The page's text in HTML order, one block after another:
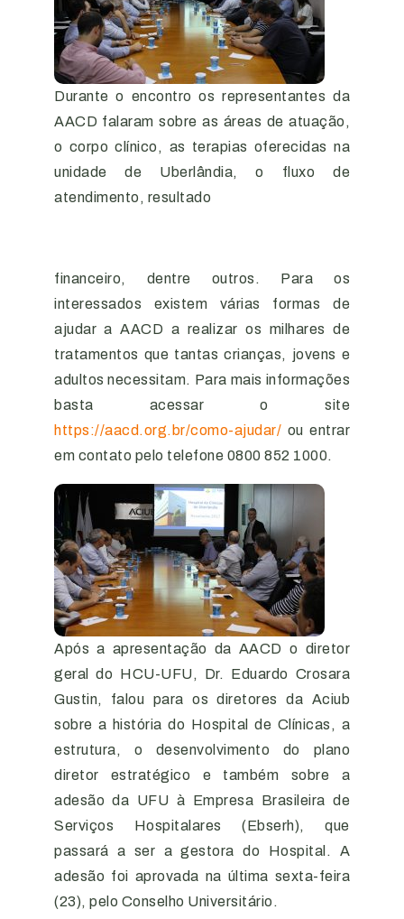
Durante o encontro os representantes da
AACD falaram sobre as áreas de atuação,
o corpo clínico, as terapias oferecidas na
unidade de Uberlândia, o fluxo de
atendimento, resultado
financeiro, dentre outros. Para os
interessados existem várias formas de
ajudar a AACD a realizar os milhares de
tratamentos que tantas crianças, jovens e
adultos necessitam. Para mais informações
basta acessar o site
https://aacd.org.br/como-ajudar/ ou entrar
em contato pelo telefone 0800 852 1000.
Após a apresentação da AACD o diretor
geral do HCU-UFU, Dr. Eduardo Crosara
Gustin, falou para os diretores da Aciub
sobre a história do Hospital de Clínicas, a
estrutura, o desenvolvimento do plano
diretor estratégico e também sobre a
adesão da UFU à Empresa Brasileira de
Serviços Hospitalares (Ebserh), que
passará a ser a gestora do Hospital. A
adesão foi aprovada na última sexta-feira
(23), pelo Conselho Universitário.